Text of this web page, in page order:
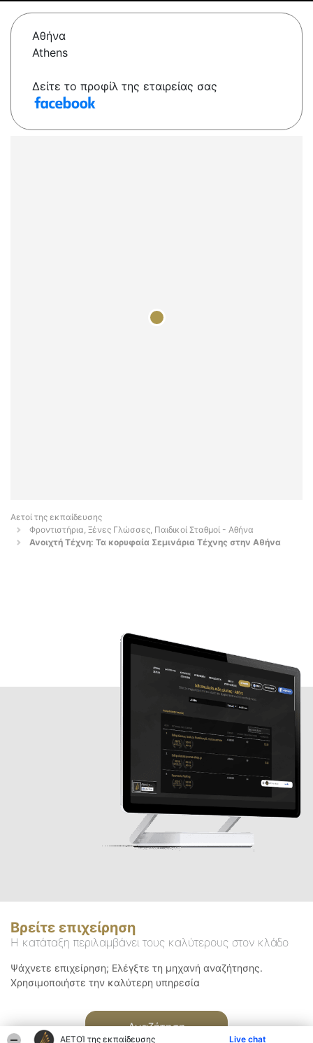
ΑΕΤΟΊ της εκπαίδευσης Live chat
Αθήνα
Athens
Δείτε το προφίλ της εταιρείας σας
Αετοί της εκπαίδευσης
Φροντιστήρια, Ξένες Γλώσσες, Παιδικοί Σταθμοί - Αθήνα
Ανοιχτή Τέχνη: Τα κορυφαία Σεμινάρια Τέχνης στην Αθήνα
Βρείτε επιχείρηση
Η κατάταξη περιλαμβάνει τους καλύτερους στον κλάδο
Ψάχνετε επιχείρηση; Ελέγξτε τη μηχανή αναζήτησης.
Χρησιμοποιήστε την καλύτερη υπηρεσία
Αναζήτηση